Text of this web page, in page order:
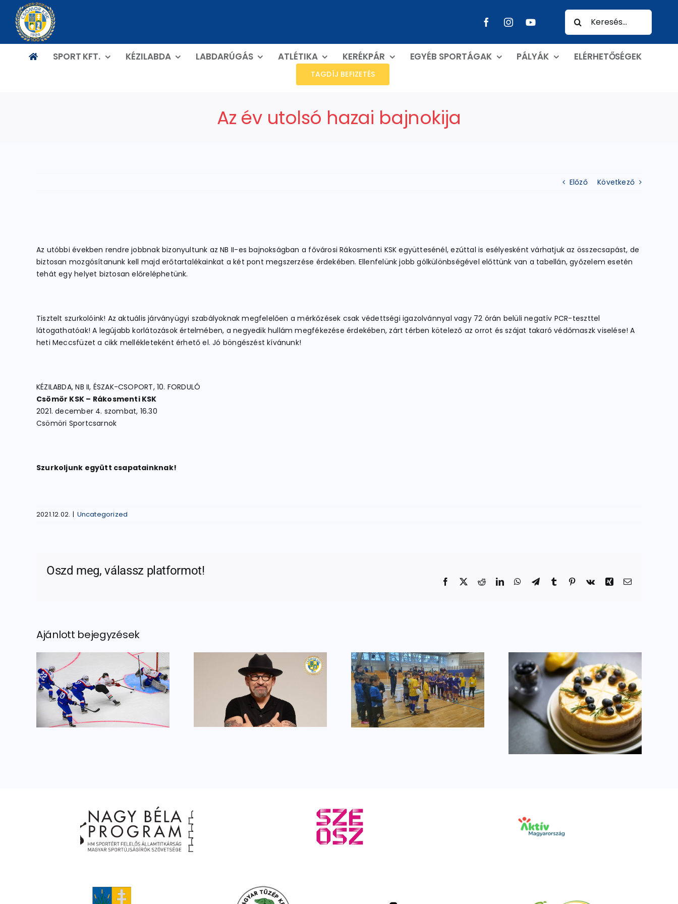
Kihagyás
Keresés...
SPORT KFT. KÉZILABDA LABDARÚGÁS ATLÉTIKA KERÉKPÁR EGYÉB SPORTÁGAK PÁLYÁK ELÉRHETŐSÉGEK
TAGDÍJ BEFIZETÉS
Az év utolsó hazai bajnokija
Előző Következő
Az utóbbi években rendre jobbnak bizonyultunk az NB II-es bajnokságban a fővárosi Rákosmenti KSK együttesénél, ezúttal is esélyesként várhatjuk az összecsapást, de
biztosan mozgósítanunk kell majd erőtartalékainkat a két pont megszerzése érdekében. Ellenfelünk jobb gólkülönbségével előttünk van a tabellán, győzelem esetén
tehát egy helyet biztosan előreléphetünk.
Tisztelt szurkolóink! Az aktuális járványügyi szabályoknak megfelelően a mérkőzések csak védettségi igazolvánnyal vagy 72 órán belüli negatív PCR-teszttel
látogathatóak! A legújabb korlátozások értelmében, a negyedik hullám megfékezése érdekében, zárt térben kötelező az orrot és szájat takaró védőmaszk viselése! A
heti Meccsfüzet a cikk mellékleteként érhető el. Jó böngészést kívánunk!
KÉZILABDA, NB II, ÉSZAK-CSOPORT, 10. FORDULÓ
Csömör KSK – Rákosmenti KSK
2021. december 4. szombat, 16.30
Csömöri Sportcsarnok
Szurkoljunk együtt csapatainknak!
2021.12.02. | Uncategorized
Oszd meg, válassz platformot!
Facebook RedditLinkedInWhatsApp
TelegramTumblr Pinterest
Vk Xing Email:
Ajánlott bejegyzések
Igazi legenda a
Sportbál színpadán
Utánpótlás
focitornával nyitjuk
az évet
Ferrero Rocher-
szelet egészséges
csavarral
Másodikként zártunk